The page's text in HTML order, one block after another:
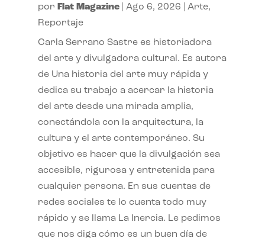
por Flat Magazine| Ago 6, 2026 Arte,
Reportaje
Carla Serrano Sastre es historiadora
del arte y divulgadora cultural. Es autora
de Una historia del arte muy rápida y
dedica su trabajo a acercar la historia
del arte desde una mirada amplia,
conectándola con la arquitectura, la
cultura y el arte contemporáneo. Su
objetivo es hacer que la divulgación sea
accesible, rigurosa y entretenida para
cualquier persona. En sus cuentas de
redes sociales te lo cuenta todo muy
rápido y se llama La Inercia. Le pedimos
que nos diga cómo es un buen día de